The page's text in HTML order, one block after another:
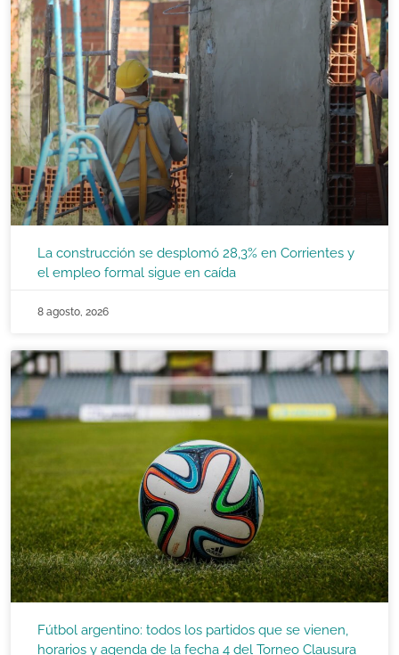
La construcción se desplomó 28,3% en Corrientes y
el empleo formal sigue en caída
8 agosto, 2026
Fútbol argentino: todos los partidos que se vienen,
horarios y agenda de la fecha 4 del Torneo Clausura